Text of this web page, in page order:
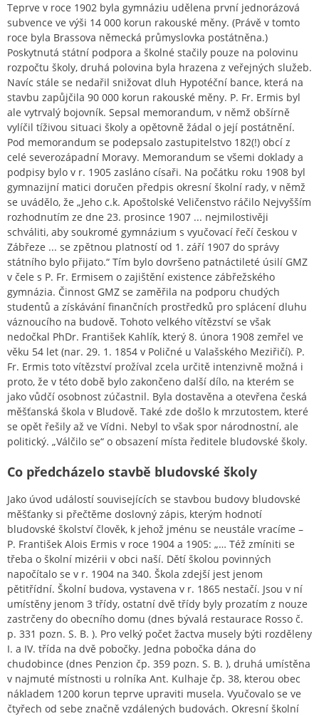
Teprve v roce 1902 byla gymnáziu udělena první jednorázová
subvence ve výši 14 000 korun rakouské měny. (Právě v tomto
roce byla Brassova německá průmyslovka postátněna.)
Poskytnutá státní podpora a školné stačily pouze na polovinu
rozpočtu školy, druhá polovina byla hrazena z veřejných služeb.
Navíc stále se nedařil snižovat dluh Hypotéční bance, která na
stavbu zapůjčila 90 000 korun rakouské měny. P. Fr. Ermis byl
ale vytrvalý bojovník. Sepsal memorandum, v němž obšírně
vylíčil tíživou situaci školy a opětovně žádal o její postátnění.
Pod memorandum se podepsalo zastupitelstvo 182(!) obcí z
celé severozápadní Moravy. Memorandum se všemi doklady a
podpisy bylo v r. 1905 zasláno císaři. Na počátku roku 1908 byl
gymnazijní matici doručen předpis okresní školní rady, v němž
se uvádělo, že „Jeho c.k. Apoštolské Veličenstvo ráčilo Nejvyšším
rozhodnutím ze dne 23. prosince 1907 ... nejmilostivěji
schváliti, aby soukromé gymnázium s vyučovací řečí českou v
Zábřeze ... se zpětnou platností od 1. září 1907 do správy
státního bylo přijato.“ Tím bylo dovršeno patnáctileté úsilí GMZ
v čele s P. Fr. Ermisem o zajištění existence zábřežského
gymnázia. Činnost GMZ se zaměřila na podporu chudých
studentů a získávání finančních prostředků pro splácení dluhu
váznoucího na budově. Tohoto velkého vítězství se však
nedočkal PhDr. František Kahlík, který 8. února 1908 zemřel ve
věku 54 let (nar. 29. 1. 1854 v Poličné u Valašského Meziřičí). P.
Fr. Ermis toto vítězství prožíval zcela určitě intenzivně možná i
proto, že v této době bylo zakončeno další dílo, na kterém se
jako vůdčí osobnost zúčastnil. Byla dostavěna a otevřena česká
měšťanská škola v Bludově. Také zde došlo k mrzutostem, které
se opět řešily až ve Vídni. Nebyl to však spor národnostní, ale
politický. „Válčilo se“ o obsazení místa ředitele bludovské školy.
Co předcházelo stavbě bludovské školy
Jako úvod událostí souvisejících se stavbou budovy bludovské
měšťanky si přečtěme doslovný zápis, kterým hodnotí
bludovské školství člověk, k jehož jménu se neustále vracíme –
P. František Alois Ermis v roce 1904 a 1905: „… Též zmíniti se
třeba o školní mizérii v obci naší. Dětí školou povinných
napočítalo se v r. 1904 na 340. Škola zdejší jest jenom
pětitřídní. Školní budova, vystavena v r. 1865 nestačí. Jsou v ní
umístěny jenom 3 třídy, ostatní dvě třídy byly prozatím z nouze
zastrčeny do obecního domu (dnes bývalá restaurace Rosso č.
p. 331 pozn. S. B. ). Pro velký počet žactva musely býti rozděleny
I. a IV. třída na dvě pobočky. Jedna pobočka dána do
chudobince (dnes Penzion čp. 359 pozn. S. B. ), druhá umístěna
v najmuté místnosti u rolníka Ant. Kulhaje čp. 38, kterou obec
nákladem 1200 korun teprve upraviti musela. Vyučovalo se ve
čtyřech od sebe značně vzdálených budovách. Okresní školní